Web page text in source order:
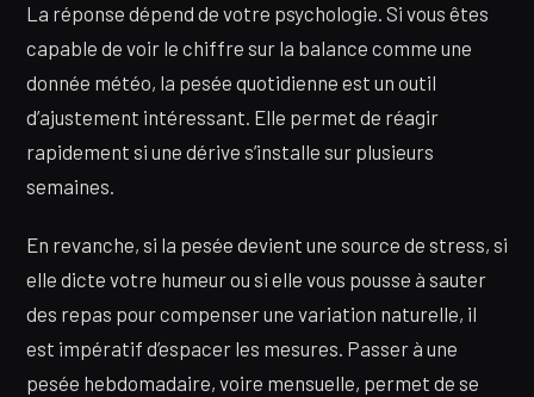
La réponse dépend de votre psychologie. Si vous êtes
capable de voir le chiffre sur la balance comme une
donnée météo, la pesée quotidienne est un outil
d’ajustement intéressant. Elle permet de réagir
rapidement si une dérive s’installe sur plusieurs
semaines.
En revanche, si la pesée devient une source de stress, si
elle dicte votre humeur ou si elle vous pousse à sauter
des repas pour compenser une variation naturelle, il
est impératif d’espacer les mesures. Passer à une
pesée hebdomadaire, voire mensuelle, permet de se